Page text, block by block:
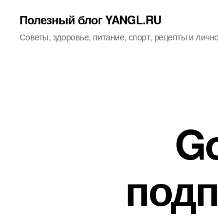
Полезный блог YANGL.RU
Советы, здоровье, питание, спорт, рецепты и